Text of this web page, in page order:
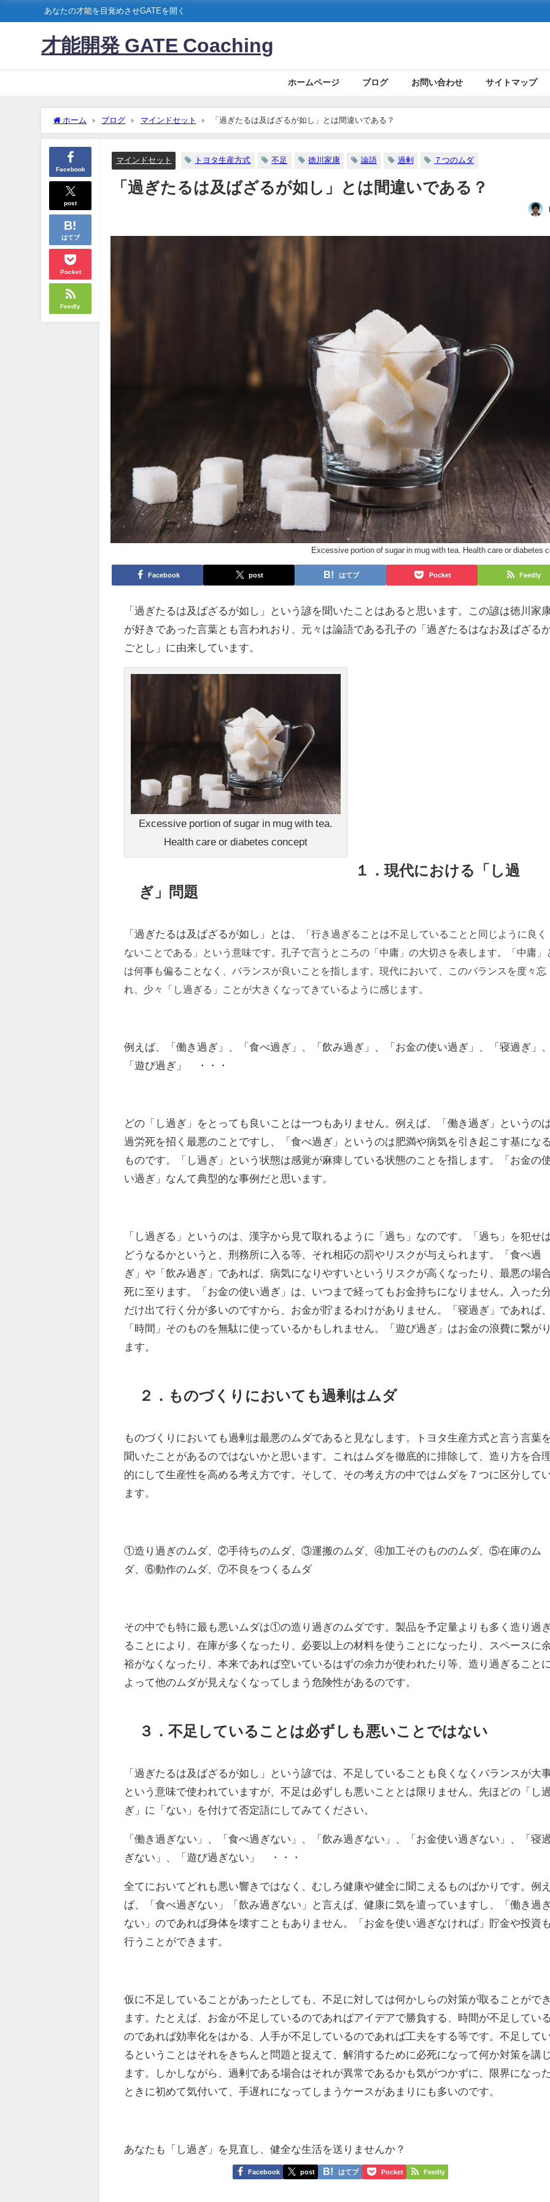
あなたの才能を目覚めさせGATEを開く
才能開発 GATE Coaching
ホームページ ブログ お問い合わせ サイトマップ
ホーム ブログ マインドセット 「過ぎたるは及ばざるが如し」とは間違いである？
Facebook
post
はてブ
Pocket
Feedly
マインドセット トヨタ生産方式 不足 徳川家康 論語 過剰 ７つのムダ
「過ぎたるは及ばざるが如し」とは間違いである？
Excessive portion of sugar in mug with tea. Health care or diabetes
Facebook post はてブ Pocket Feedly
「過ぎたるは及ばざるが如し」という諺を聞いたことはあると思います。この諺は徳川家
が好きであった言葉とも言われおり、元々は論語である孔子の 「過ぎたるはなお及ばざる
ごとし」に由来しています。
Excessive portion of sugar in mug with tea.
Health care or diabetes concept
１．現代における「し過
ぎ」問題
「過ぎたるは及ばざるが如し」とは、
「行き過ぎることは不足していることと同じように良く
ないことである」という意味です。孔子で言うところの「中庸」の大切さを表します。「中庸」
は何事も偏ることなく、バランスが良いことを指します。現代において、このバランスを度々忘
れ、少々「し過ぎる」ことが大きくなってきているように感じます。
例えば、「働き過ぎ」、「食べ過ぎ」、「飲み過ぎ」、「お金の使い過ぎ」、「寝過ぎ」
「遊び過ぎ」 ・・・
どの「し過ぎ」をとっても良いことは一つもありません。例えば、「働き過ぎ」というの
過労死を招く最悪のことですし、「食べ過ぎ」というのは肥満や病気を引き起こす基にな
ものです。「し過ぎ」という状態は感覚が麻痺している状態のことを指します。「お金の
い過ぎ」なんて典型的な事例だと思います。
「し過ぎる」というのは、漢字から見て取れるように「過ち」なのです。「過ち」を犯せ
どうなるかというと、刑務所に入る等、それ相応の罰やリスクが与えられます。「食べ過
ぎ」や「飲み過ぎ」であれば、病気になりやすいというリスクが高くなったり、最悪の場
死に至ります。「お金の使い過ぎ」は、いつまで経ってもお金持ちになりません。入った
だけ出て行く分が多いのですから、お金が貯まるわけがありません。「寝過ぎ」であれば
「時間」そのものを無駄に使っているかもしれません。「遊び過ぎ」はお金の浪費に繋が
ます。
２．ものづくりにおいても過剰はムダ
ものづくりにおいても過剰は最悪のムダであると見なします。トヨタ生産方式と言う言葉
聞いたことがあるのではないかと思います。これはムダを徹底的に排除して、造り方を合
的にして生産性を高める考え方です。そして、その考え方の中ではムダを７つに区分して
ます。
①造り過ぎのムダ、②手待ちのムダ、③運搬のムダ、④加工そのもののムダ、⑤在庫のム
ダ、⑥動作のムダ、⑦不良をつくるムダ
その中でも特に最も悪いムダは①の造り過ぎのムダです。製品を予定量よりも多く造り過
ることにより、在庫が多くなったり、必要以上の材料を使うことになったり、スペースに
裕がなくなったり、本来であれば空いているはずの余力が使われたり等、造り過ぎること
よって他のムダが見えなくなってしまう危険性があるのです。
３．不足していることは必ずしも悪いことではない
「過ぎたるは及ばざるが如し」という諺では、不足していることも良くなくバランスが大
という意味で使われていますが、不足は必ずしも悪いこととは限りません。先ほどの「し
ぎ」に「ない」を付けて否定語にしてみてください。
「働き過ぎない」、「食べ過ぎない」、「飲み過ぎない」、「お金使い過ぎない」、「寝
ぎない」、「遊び過ぎない」 ・・・
全てにおいてどれも悪い響きではなく、むしろ健康や健全に聞こえるものばかりです。例
ば、「食べ過ぎない」「飲み過ぎない」と言えば、健康に気を遣っていますし、「働き過
ない」のであれば身体を壊すこともありません。「お金を使い過ぎなければ」貯金や投資
行うことができます。
仮に不足していることがあったとしても、不足に対しては何かしらの対策が取ることがで
ます。たとえば、お金が不足しているのであればアイデアで勝負する、時間が不足してい
のであれば効率化をはかる、人手が不足しているのであれば工夫をする等です。不足して
るということはそれをきちんと問題と捉えて、解消するために必死になって何か対策を講
ます。しかしながら、過剰である場合はそれが異常であるかも気がつかずに、限界になっ
ときに初めて気付いて、手遅れになってしまうケースがあまりにも多いのです。
あなたも「し過ぎ」を見直し、健全な生活を送りませんか？
Facebook post はてブ Pocket Feedly